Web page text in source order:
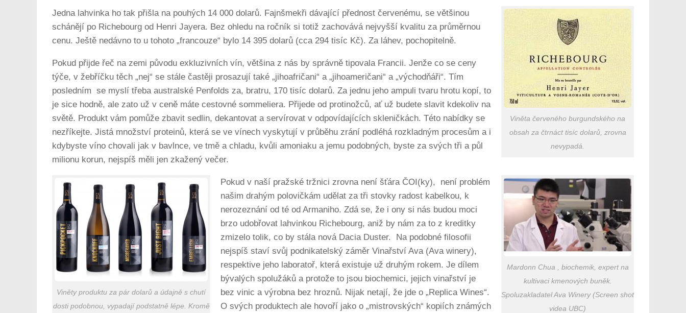
Viněta červeného burgundského na
obsah za čtrnáct tisíc dolarů, zrovna
nevypadá.
Jedna lahvinka ho tak přišla na pouhých 14 000 dolarů. Fajnšmekři dávající přednost červenému, se většinou
schánějí po Richebourg od Henri Jayera. Bez ohledu na ročník si totiž zachovává nejvyšší kvalitu za průměrnou
cenu. Ještě nedávno to u tohoto „francouze“ bylo 14 395 dolarů (cca 294 tisíc Kč). Za láhev, pochopitelně.
Pokud přijde řeč na zemi původu exkluzivních vín, většina z nás by správně tipovala Francii. Jenže co se ceny
týče, v žebříčku těch „nej“ se stále častěji prosazují také „jihoafričani“ a „jihoameričani“ a „východňáři“. Tím
posledním se myslí třeba australské Penfolds za, bratru, 170 tisíc dolarů. Za jednu jeho ampuli tvaru hrotu kopí, to
je sice hodně, ale zato už v ceně máte cestovné sommeliera. Přijede od protinožců, ať už budete slavit kdekoliv na
světě. Produkt vám pomůže zbavit sedlin, dekantovat a servírovat v odpovídajících skleničkách. Této nabídky se
nezříkejte. Jistá množství proteinů, která se ve vínech vyskytují v průběhu zrání podléhá rozkladným procesům a i
kdybyste víno chovali jak v bavlnce, ve tmě a chladu, kvůli amoniaku a jemu podobných, byste za svých tři a půl
milionu korun, nejspíš měli jen zkažený večer.
Viněty produktu za pár dolarů a údajně s chutí
dosti podobnou, vypadají podstatně lépe. Kromě
Mardonn Chua , biochemik, expert na
kultivaci kmenových buněk.
Spoluzakladatel Ava Winery (Screen shot
videa UBC)
Pokud v naší pražské tržnici zrovna není šťára ČOI(ky), není problém
našim drahým polovičkám udělat za tři stovky radost kabelkou, k
nerozeznání od té od Armaniho. Zdá se, že i ony si nás budou moci
brzo udobřovat lahvinkou Richebourg, aniž by nám za to z kreditky
zmizelo tolik, co by stála nová Dacia Duster. Na podobné filosofii
nejspíš staví svůj podnikatelský záměr Vinařství Ava (Ava winery),
respektive jeho laboratoř, která existuje už druhým rokem. Je dílem
bývalých spolužáků a protože to jsou biochemici, jejich vinařství je
bez vinic a výrobna bez hroznů. Nijak netají, že jde o „Replica Wines“.
O svých produktech ale hovoří jako o „mistrovských“ kopiích známých